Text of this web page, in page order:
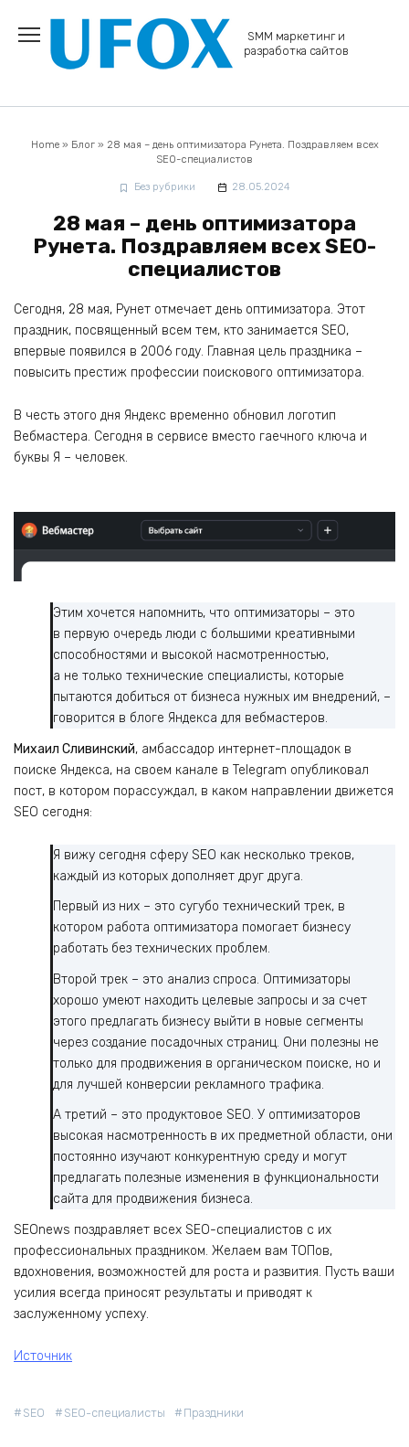
содержанию
SMM маркетинг и
разработка сайтов
Home» Блог» 28 мая – день оптимизатора Рунета. Поздравляем всех
SEO-специалистов
Без рубрики 28.05.2024
28 мая – день оптимизатора
Рунета. Поздравляем всех SEO-
специалистов
Сегодня, 28 мая, Рунет отмечает день оптимизатора. Этот
праздник, посвященный всем тем, кто занимается SEO,
впервые появился в 2006 году. Главная цель праздника –
повысить престиж профессии поискового оптимизатора.
В честь этого дня Яндекс временно обновил логотип
Вебмастера. Сегодня в сервисе вместо гаечного ключа и
буквы Я – человек.
Этим хочется напомнить, что оптимизаторы – это
в первую очередь люди с большими креативными
способностями и высокой насмотренностью,
а не только технические специалисты, которые
пытаются добиться от бизнеса нужных им внедрений, –
говорится в блоге Яндекса для вебмастеров.
Михаил Сливинский, амбассадор интернет-площадок в
поиске Яндекса, на своем канале в Telegram опубликовал
пост, в котором порассуждал, в каком направлении движется
SEO сегодня:
Я вижу сегодня сферу SEO как несколько треков,
каждый из которых дополняет друг друга.
Первый из них – это сугубо технический трек, в
котором работа оптимизатора помогает бизнесу
работать без технических проблем.
Второй трек – это анализ спроса. Оптимизаторы
хорошо умеют находить целевые запросы и за счет
этого предлагать бизнесу выйти в новые сегменты
через создание посадочных страниц. Они полезны не
только для продвижения в органическом поиске, но и
для лучшей конверсии рекламного трафика.
А третий – это продуктовое SEO. У оптимизаторов
высокая насмотренность в их предметной области, они
постоянно изучают конкурентную среду и могут
предлагать полезные изменения в функциональности
сайта для продвижения бизнеса.
SEOnews поздравляет всех SEO-специалистов с их
профессиональных праздником. Желаем вам ТОПов,
вдохновения, возможностей для роста и развития. Пусть ваши
усилия всегда приносят результаты и приводят к
заслуженному успеху.
Источник
SEO SEO-специалисты Праздники